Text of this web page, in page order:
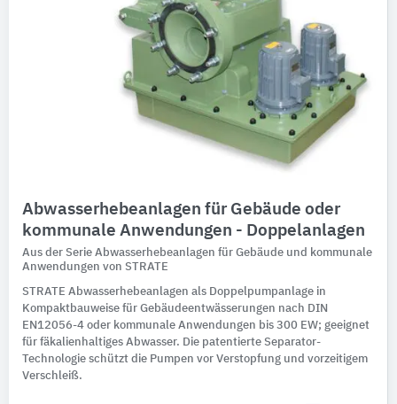
Abwasserhebeanlagen für Gebäude oder
kommunale Anwendungen - Doppelanlagen
Aus der Serie Abwasserhebeanlagen für Gebäude und kommunale
Anwendungen von STRATE
STRATE Abwasserhebeanlagen als Doppelpumpanlage in
Kompaktbauweise für Gebäudeentwässerungen nach DIN
EN12056-4 oder kommunale Anwendungen bis 300 EW; geeignet
für fäkalienhaltiges Abwasser. Die patentierte Separator-
Technologie schützt die Pumpen vor Verstopfung und vorzeitigem
Verschleiß.